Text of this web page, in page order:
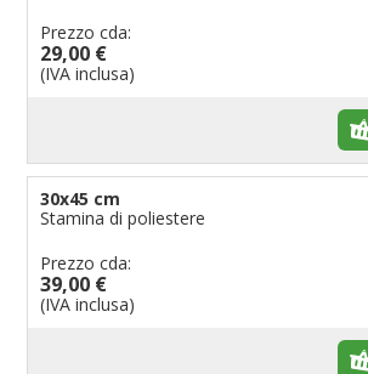
Prezzo cda:
29,00 €
(IVA inclusa)
30x45 cm
Stamina di poliestere
Prezzo cda:
39,00 €
(IVA inclusa)